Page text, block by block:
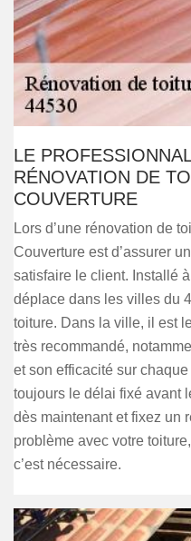
LE
RÉNOVATION DE
COUVERTURE
Lors d’une rénovation de
Couverture est d’assurer
satisfaire le client. Installé
déplace dans les villes du
toiture. Dans la ville, il est
très recommandé,
et son efficacité sur
toujours le délai fixé avant
dès maintenant et fixez un
problème avec votre
c’est nécessaire.